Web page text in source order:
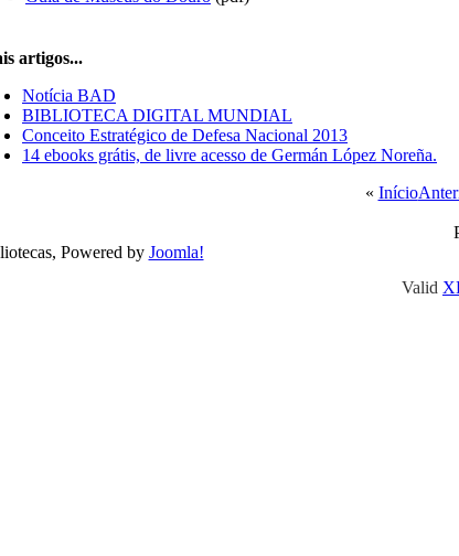
artigos...
Notícia BAD
BIBLIOTECA DIGITAL MUNDIAL
Conceito Estratégico de Defesa Nacional 2013
14 ebooks grátis, de livre acesso de Germán López Noreña.
« Início
Valid
Powered by Joomla!